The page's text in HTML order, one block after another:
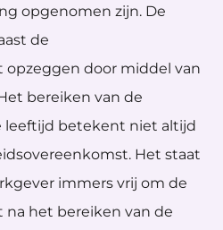
opgenomen zijn. De
de
opzeggen door middel van
bereiken van de
leeftijd betekent niet altijd
Het staat
immers vrij om de
na het bereiken van de